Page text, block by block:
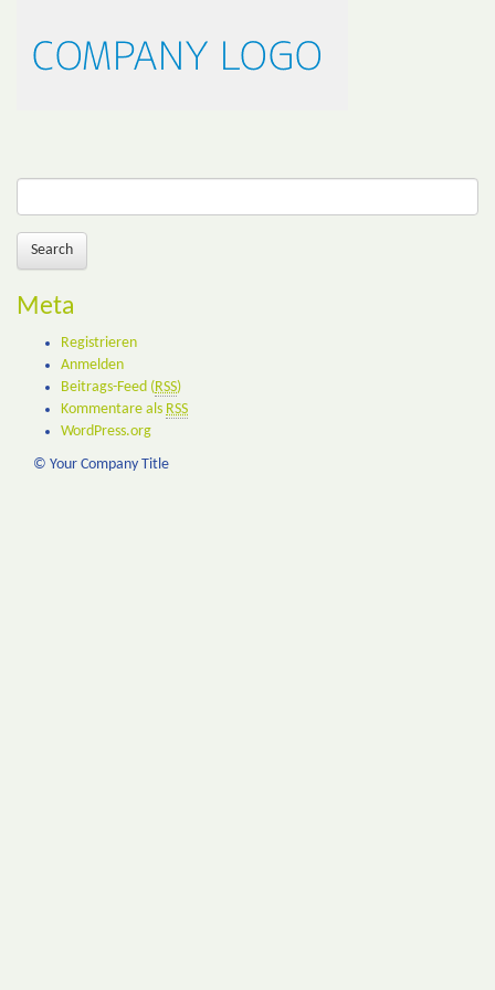
nach:
Search
Meta
Registrieren
Anmelden
Beitrags-Feed (RSS)
Kommentare als RSS
WordPress.org
© Your Company Title